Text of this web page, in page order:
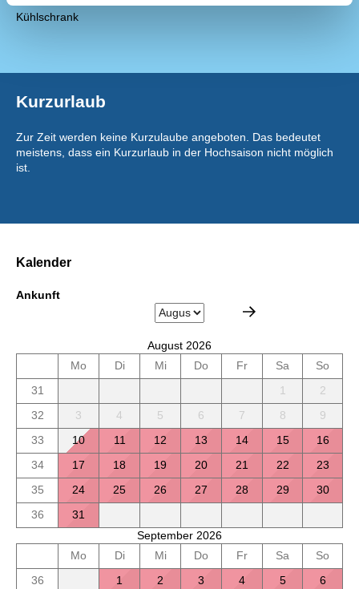
Kühlschrank
Kurzurlaub
Zur Zeit werden keine Kurzulaube angeboten. Das bedeutet
meistens, dass ein Kurzurlaub in der Hochsaison nicht möglich
ist.
Kalender
Ankunft
August 2026
Mo
Di Mi Do Fr Sa
So
31
1
2
32
3 4 5 6 7 8
9
33
10 11 12 13 14 15
16
34
17 18 19 20 21 22
23
35
24 25 26 27 28 29
30
36
31
September 2026
Mo
Di Mi Do Fr Sa
So
36
1 2 3 4 5
6